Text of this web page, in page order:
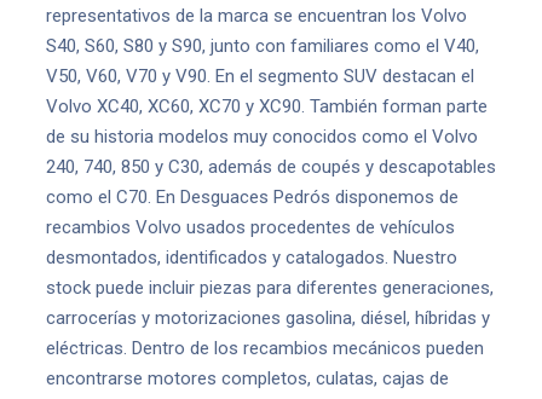
representativos de la marca se encuentran los Volvo
S40, S60, S80 y S90, junto con familiares como el V40,
V50, V60, V70 y V90. En el segmento SUV destacan el
Volvo XC40, XC60, XC70 y XC90. También forman parte
de su historia modelos muy conocidos como el Volvo
240, 740, 850 y C30, además de coupés y descapotables
como el C70. En Desguaces Pedrós disponemos de
recambios Volvo usados procedentes de vehículos
desmontados, identificados y catalogados. Nuestro
stock puede incluir piezas para diferentes generaciones,
carrocerías y motorizaciones gasolina, diésel, híbridas y
eléctricas. Dentro de los recambios mecánicos pueden
encontrarse motores completos, culatas, cajas de